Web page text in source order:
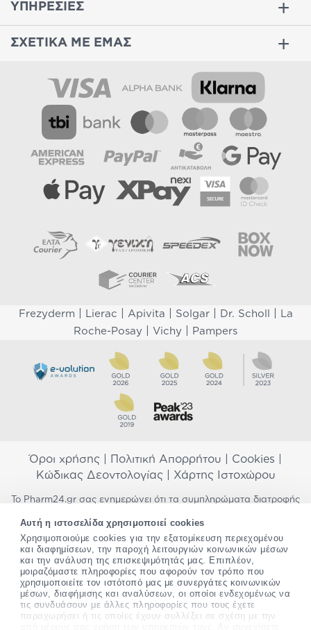
Αυτή η ιστοσελίδα χρησιμοποιεί cookies
Χρησιμοποιούμε cookies για την εξατομίκευση περιεχομένου
και διαφημίσεων, την παροχή λειτουργιών κοινωνικών μέσων
και την ανάλυση της επισκεψιμότητάς μας. Επιπλέον,
μοιραζόμαστε πληροφορίες που αφορούν τον τρόπο που
χρησιμοποιείτε τον ιστότοπό μας με συνεργάτες κοινωνικών
μέσων, διαφήμισης και αναλύσεων, οι οποίοι ενδεχομένως να
τις συνδυάσουν με άλλες πληροφορίες που τους έχετε
παραχωρήσει ή τις οποίες έχουν συλλέξει σε σχέση με την
ΥΠΗΡΕΣΙΕΣ
ΣΧΕΤΙΚΑ ΜΕ ΕΜΑΣ
Frezyderm Lierac Apivita Solgar| Dr. Scholl
La
Roche-Posay
Vichy Pampers
Όροι χρήσης Πολιτική Απορρήτου Cookies
Κώδικας Δεοντολογίας| Χάρτης Ιστοχώρου
Το Pharm24.gr σας ενημερώνει ότι τα συμπληρώματα διατροφής
προορίζονται για την πρόληψη, αγωγή ή θεραπεία ανθρώπινης
νόσου. Συμβουλευτείτε τον γιατρό σας εάν είστε έγκυος,
θηλάζετε, ακολουθείτε παράλληλα φαρμακευτική αγωγή ή
αντιμετωπίζετε προβλήματα υγείας πριν χρησιμοποιήσετε
οποιοδήποτε συμπλήρωμα διατροφής. Προσπαθούμε διαρκώς να
σας παρέχουμε ακριβείς και έγκυρες πληροφορίες. Σε περίπτωση
που έχετε κάποια ερώτηση ή παρατήρηση σχετικά με αυτές,
παρακαλώεπικοινωνήστε μαζί μας.